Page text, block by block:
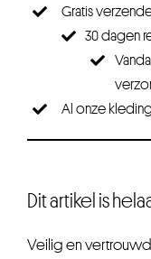
Gratis
30 dagen
Al onze
Dit artikel is
Veilig en